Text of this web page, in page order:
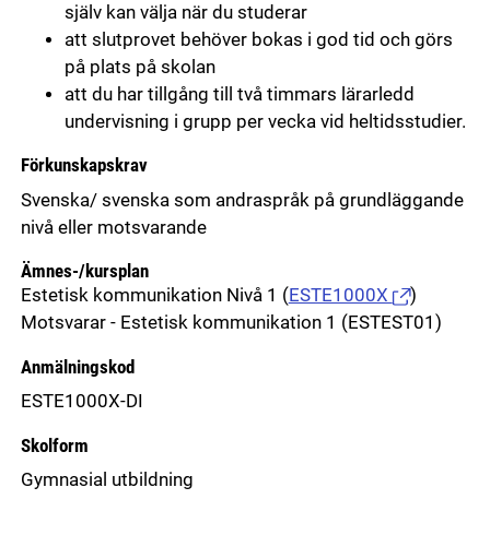
själv kan välja när du studerar
att slutprovet behöver bokas i god tid och görs
på plats på skolan
att du har tillgång till två timmars lärarledd
undervisning i grupp per vecka vid heltidsstudier.
Förkunskapskrav
Svenska/ svenska som andraspråk på grundläggande
nivå eller motsvarande
Ämnes-/kursplan
Estetisk kommunikation Nivå 1 ( ESTE1000X
)
Motsvarar - Estetisk kommunikation 1 (ESTEST01)
Anmälningskod
ESTE1000X-DI
Skolform
Gymnasial utbildning